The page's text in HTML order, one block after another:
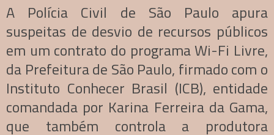
A Polícia Civil de São Paulo apura
suspeitas de desvio de recursos públicos
em um contrato do programa Wi-Fi Livre,
da Prefeitura de São Paulo, firmado com o
Instituto Conhecer Brasil (ICB), entidade
comandada por Karina Ferreira da Gama,
que também controla a produtora